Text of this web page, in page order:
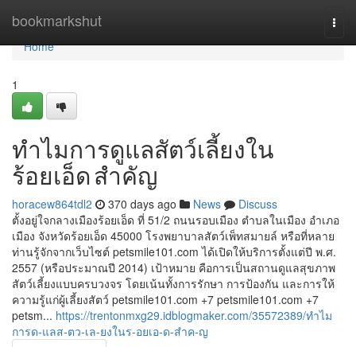
bookmarkshut
Home
Home
1
ทำไมการดูแลสัตว์เลี้ยงใน
ร้อยเอ็ด สำคัญ
horacew864tdl2 370 days ago News
Discuss
ตั้งอยู่ใจกลางเมืองร้อยเอ็ด ที่ 51/2 ถนนรอบเมือง ตำบลในเมือง อำเภอ
เมือง จังหวัดร้อยเอ็ด 45000 โรงพยาบาลสัตว์เพ็ทสมายล์ หรือที่หลาย
ท่านรู้จักจากเว็บไซต์ petsmile101.com ได้เปิดให้บริการตั้งแต่ปี พ.ศ.
2557 (หรือประมาณปี 2014) เป้าหมาย คือการเป็นสถานดูแลสุขภาพ
สัตว์เลี้ยงแบบครบวงจร โดยเน้นทั้งการรักษา การป้องกัน และการให้
ความรู้แก่ผู้เลี้ยงสัตว์ petsmile101.com +7 petsmile101.com +7
petsm... https://trentonmxg29.idblogmaker.com/35572389/ทำไม
การด-แลส-ตว-เล-ยงในร-อยเอ-ด-สำค-ญ